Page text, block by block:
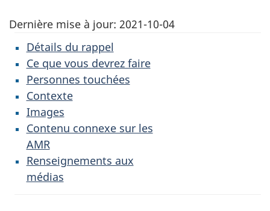
Dernière mise à jour: 2021-10-04
Détails du rappel
Ce que vous devrez faire
Personnes touchées
Contexte
Images
Contenu connexe sur les
AMR
Renseignements aux
médias